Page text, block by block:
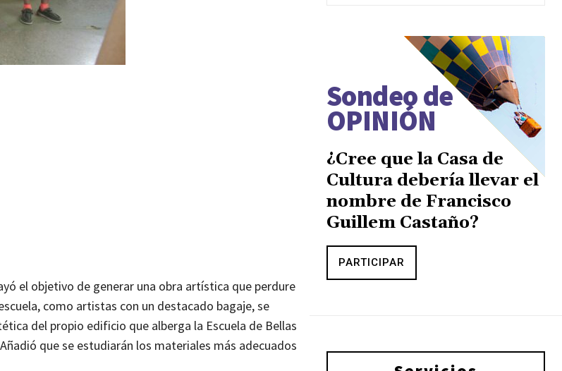
el objetivo de generar una obra artística que perdure
como artistas con un destacado bagaje, se
del propio edificio que alberga la Escuela de Bellas
que se estudiarán los materiales más adecuados
Sondeo de
OPINIÓN
¿Cree que la Casa de
Cultura debería llevar el
nombre de Francisco
Guillem Castaño?
PARTICIPAR